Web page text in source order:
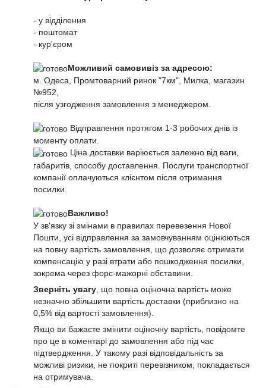
- у відділення
- поштомат
- кур'єром
Можливий самовивіз за адресою:
м. Одеса, Промтоварний ринок "7км", Милка, магазин
№952,
після узгодження замовлення з менеджером.
Відправлення протягом 1-3 робочих днів із
моменту оплати.
Ціна доставки варіюється залежно від ваги,
габаритів, способу доставлення. Послуги транспортної
компанії оплачуються клієнтом після отримання
посилки.
Важливо!
У зв'язку зі змінами в правилах перевезення Нової
Пошти, усі відправлення за замовчуванням оцінюються
на повну вартість замовлення, що дозволяє отримати
компенсацію у разі втрати або пошкодження посилки,
зокрема через форс-мажорні обставини.
Зверніть увагу , що повна оціночна вартість може
незначно збільшити вартість доставки (приблизно на
0,5% від вартості замовлення).
Якщо ви бажаєте змінити оціночну вартість, повідомте
про це в коментарі до замовлення або під час
підтвердження. У такому разі відповідальність за
можливі ризики, не покриті перевізником, покладається
на отримувача.